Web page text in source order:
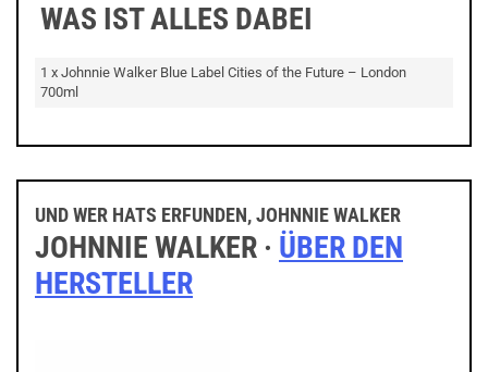
WAS IST ALLES DABEI
1 x Johnnie Walker Blue Label Cities of the Future – London
700ml
UND WER HATS ERFUNDEN, JOHNNIE WALKER
JOHNNIE WALKER · ÜBER DEN
HERSTELLER